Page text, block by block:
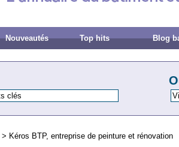
Nouveautés Top hits Blog
> Kéros BTP, entreprise de peinture et rénovation